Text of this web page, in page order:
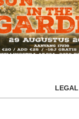
LEGAL